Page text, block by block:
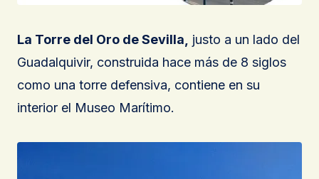
La Torre del Oro de Sevilla,
justo a un lado del
Guadalquivir, construida hace más de 8 siglos
como una torre defensiva, contiene en su
interior el Museo Marítimo.